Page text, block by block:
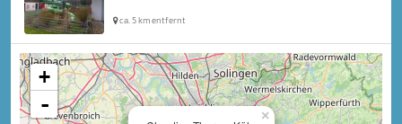
ca. 5 km entfernt
×
+
-